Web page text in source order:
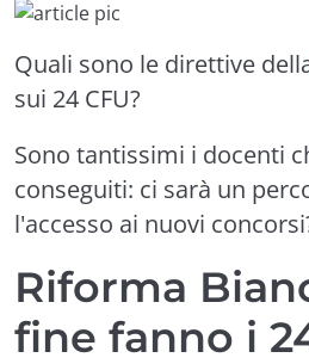
Quali sono le direttive
sui 24 CFU?
Sono tantissimi i docenti
conseguiti: ci sarà un
l'accesso ai nuovi
Riforma
fine fanno i